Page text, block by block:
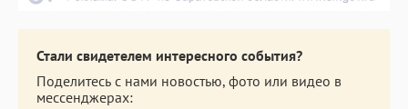
Стали свидетелем интересного события?
Поделитесь с нами новостью, фото или видео в
мессенджерах: